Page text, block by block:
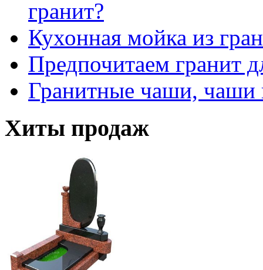
гранит?
Кухонная мойка из
Предпочитаем гранит
Гранитные чаши, чаши
Хиты продаж